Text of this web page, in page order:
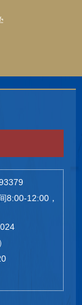
8:00-12:00，